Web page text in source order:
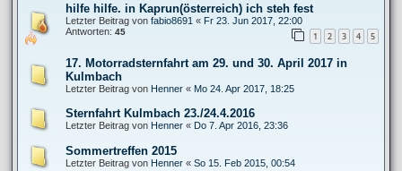
hilfe hilfe. in Kaprun(österreich) ich steh fest
Letzter Beitrag von fabio8691 « Fr 23. Jun 2017, 22:00
Antworten: 45 1 2 3 4 5
17. Motorradsternfahrt am 29. und 30. April 2017 in
Kulmbach
Letzter Beitrag von Henner « Mo 24. Apr 2017, 18:25
Sternfahrt Kulmbach 23./24.4.2016
Letzter Beitrag von Henner « Do 7. Apr 2016, 23:36
Sommertreffen 2015
Letzter Beitrag von Henner « So 15. Feb 2015, 00:54